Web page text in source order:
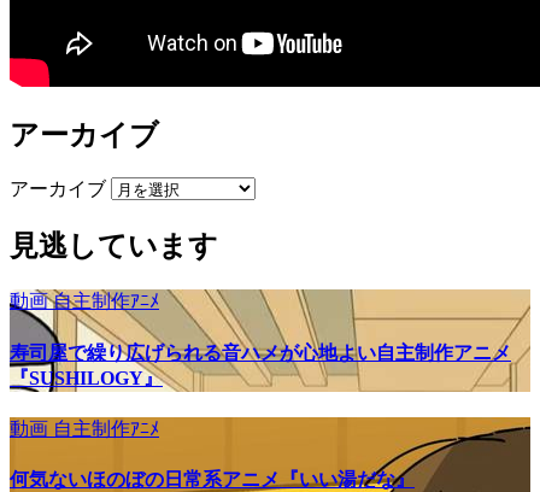
アーカイブ
アーカイブ
見逃しています
動画自主制作ｱﾆﾒ
寿司屋で繰り広げられる音ハメが心地よい自主制作アニメ
『SUSHILOGY』
動画 自主制作ｱﾆﾒ
何気ないほのぼの日常系アニメ『いい湯だな』